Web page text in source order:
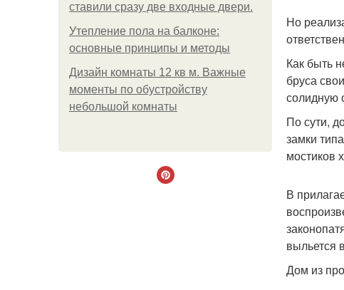
ставили сразу две входные двери.
Утепление пола на балконе:
основные принципы и методы
Дизайн комнаты 12 кв м. Важные
моменты по обустройству
небольшой комнаты
Но
Как быть
бруса
солидную
По сути,
замки
мостиков
В
выльется
Дом из